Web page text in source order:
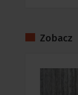
Zobacz